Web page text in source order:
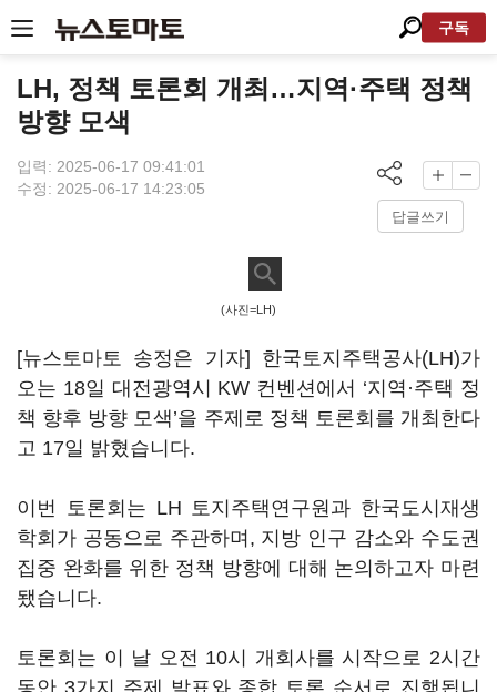
구독
LH, 정책 토론회 개최…지역·주택 정책
방향 모색
입력: 2025-06-17 09:41:01
수정: 2025-06-17 14:23:05
답글쓰기
(사진=LH)
[뉴스토마토 송정은 기자] 한국토지주택공사(LH)가
오는 18일 대전광역시 KW 컨벤션에서 ‘지역·주택 정
책 향후 방향 모색’을 주제로 정책 토론회를 개최한다
고 17일 밝혔습니다.
이번 토론회는 LH 토지주택연구원과 한국도시재생
학회가 공동으로 주관하며, 지방 인구 감소와 수도권
집중 완화를 위한 정책 방향에 대해 논의하고자 마련
됐습니다.
토론회는 이 날 오전 10시 개회사를 시작으로 2시간
동안 3가지 주제 발표와 종합 토론 순서로 진행됩니